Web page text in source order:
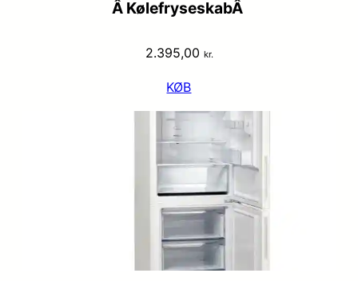
Â KølefryseskabÂ
2.395,00 kr.
KØB